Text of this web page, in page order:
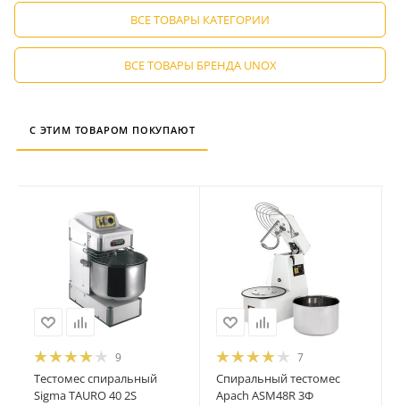
ВСЕ ТОВАРЫ КАТЕГОРИИ
ВСЕ ТОВАРЫ БРЕНДА UNOX
С ЭТИМ ТОВАРОМ ПОКУПАЮТ
9
Тестомес спиральный
Sigma TAURO 40 2S
7
Спиральный тестомес
Apach ASM48R 3Ф